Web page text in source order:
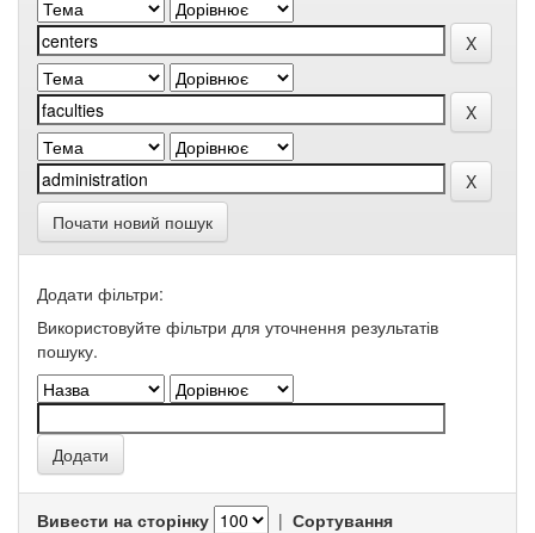
Почати новий пошук
Додати фільтри:
Використовуйте фільтри для уточнення результатів
пошуку.
Вивести на сторінку | Сортування